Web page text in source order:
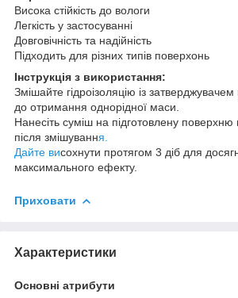
Висока стійкість до вологи
Легкість у застосуванні
Довговічність та надійність
Підходить для різних типів поверхонь
Інструкція з використання:
Змішайте гідроізоляцію із
до отримання однорідної маси.
Нанесіть суміш на підготовлену
після змішування.
Дайте висохнути протягом 3 діб для
максимального ефекту.
Приховати
Характеристики
Основні атрибути